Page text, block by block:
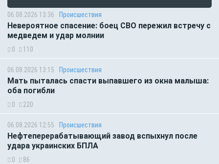
06.08.2026 13:36 Происшествия
Невероятное спасение: боец СВО пережил встречу с
медведем и удар молнии
0 110
06.08.2026 13:15 Происшествия
Мать пыталась спасти выпавшего из окна малыша:
оба погибли
0 220
06.08.2026 12:55 Происшествия
Нефтеперерабатывающий завод вспыхнул после
удара украинских БПЛА
0 86